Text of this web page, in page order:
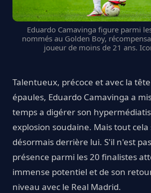
Eduardo Camavinga figure parmi
nommés au Golden Boy,
joueur de moins de 21 ans.
Talentueux, précoce et avec la
épaules, Eduardo Camavinga a
temps a digérer son
explosion soudaine. Mais tout cela
désormais derrière lui. S'il n'est
présence parmi les 20 finalistes
immense potentiel et de son
niveau avec le Real Madrid.